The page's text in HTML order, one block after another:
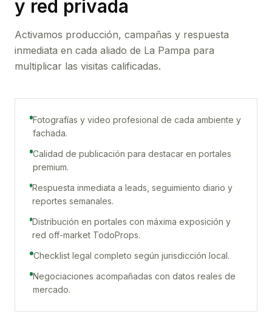
y red privada
Activamos producción, campañas y respuesta
inmediata en cada aliado de La Pampa para
multiplicar las visitas calificadas.
Fotografías y video profesional de cada ambiente y
fachada.
Calidad de publicación para destacar en portales
premium.
Respuesta inmediata a leads, seguimiento diario y
reportes semanales.
Distribución en portales con máxima exposición y
red off-market TodoProps.
Checklist legal completo según jurisdicción local.
Negociaciones acompañadas con datos reales de
mercado.